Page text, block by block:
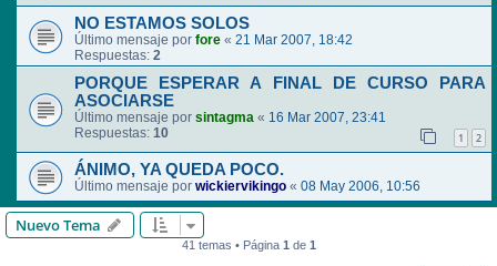
NO ESTAMOS SOLOS
Último mensaje por fore « 21 Mar 2007, 18:42
Respuestas: 2
PORQUE ESPERAR A FINAL DE CURSO PARA
ASOCIARSE
Último mensaje por sintagma « 16 Mar 2007, 23:41
Respuestas: 10 1 2
ÁNIMO, YA QUEDA POCO.
Último mensaje por wickiervikingo « 08 May 2006, 10:56
Nuevo Tema
41 temas • Página 1 de 1